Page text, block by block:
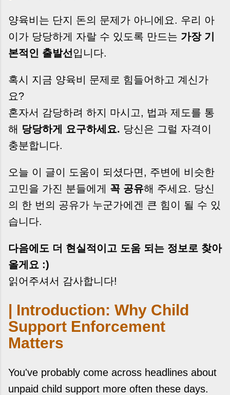
양육비는 단지 돈의 문제가 아니에요. 우리 아
이가 당당하게 자랄 수 있도록 만드는 가장 기
본적인 출발선입니다.
혹시 지금 양육비 문제로 힘들어하고 계신가
요?
혼자서 감당하려 하지 마시고, 법과 제도를 통
해 당당하게 요구하세요. 당신은 그럴 자격이
충분합니다.
오늘 이 글이 도움이 되셨다면, 주변에 비슷한
고민을 가진 분들에게 꼭 공유해 주세요. 당신
의 한 번의 공유가 누군가에겐 큰 힘이 될 수 있
습니다.
다음에도 더 현실적이고 도움 되는 정보로 찾아
올게요 :)
읽어주셔서 감사합니다!
| Introduction: Why Child
Support Enforcement
Matters
You've probably come across headlines about
unpaid child support more often these days.